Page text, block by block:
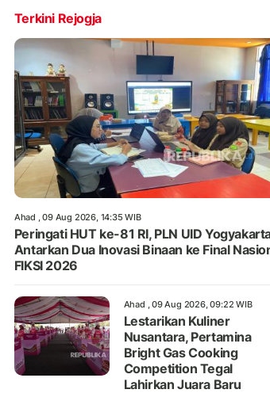
Terkini Rejogja
Ahad , 09 Aug 2026, 14:35 WIB
Peringati HUT ke-81 RI, PLN UID
Antarkan Dua Inovasi Binaan ke Final
FIKSI 2026
Ahad , 09 Aug 2026, 09:22 WIB
Lestarikan Kuliner
Nusantara, Pertamina
Bright Gas Cooking
Competition Tegal
Lahirkan Juara Baru